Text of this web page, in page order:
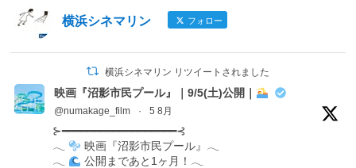
横浜シネマリン フォロー
横浜シネマリン リツイートされました
映画『沼影市民プール』｜9/5(土)公開｜
@numakage_film · 5 8月
⊱━━━━━━━━━━━━━━━━━━⊰
𓂃
映画『沼影市民プール』𓂃
𓂃
公開まであと1ヶ月！𓂃